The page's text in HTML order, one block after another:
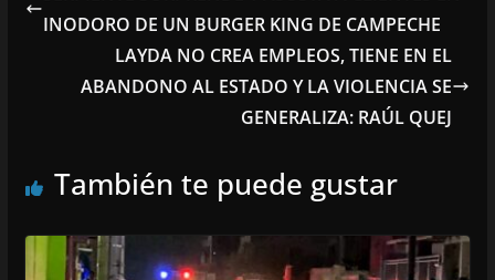
INODORO DE UN BURGER KING DE CAMPECHE
LAYDA NO CREA EMPLEOS, TIENE EN EL
ABANDONO AL ESTADO Y LA VIOLENCIA SE
GENERALIZA: RAÚL QUEJ
También te puede gustar